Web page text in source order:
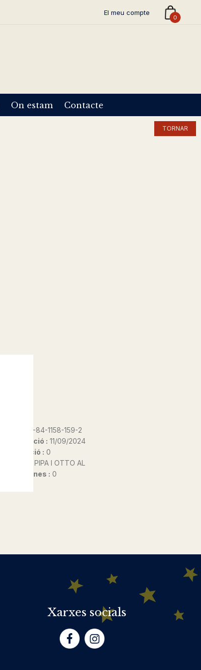
El meu compte
0
On estam Contacte
TORNAR
978-84-1158-159-2
Data d'edició : 11/09/2024
Any d'edició : 0
PIPA I OTTO AL
Nº de pàgines : 0
Xarxes socials